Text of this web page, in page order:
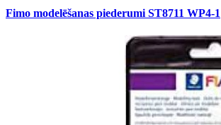
Fimo modelēšanas piederumi ST8711 WP4-1